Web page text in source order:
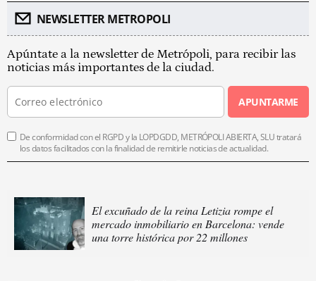
NEWSLETTER METROPOLI
Apúntate a la newsletter de Metrópoli, para recibir las
noticias más importantes de la ciudad.
APUNTARME
De conformidad con el RGPD y la LOPDGDD, METRÓPOLI ABIERTA, SLU tratará
los datos facilitados con la finalidad de remitirle noticias de actualidad.
El excuñado de la reina Letizia rompe el
mercado inmobiliario en Barcelona: vende
una torre histórica por 22 millones